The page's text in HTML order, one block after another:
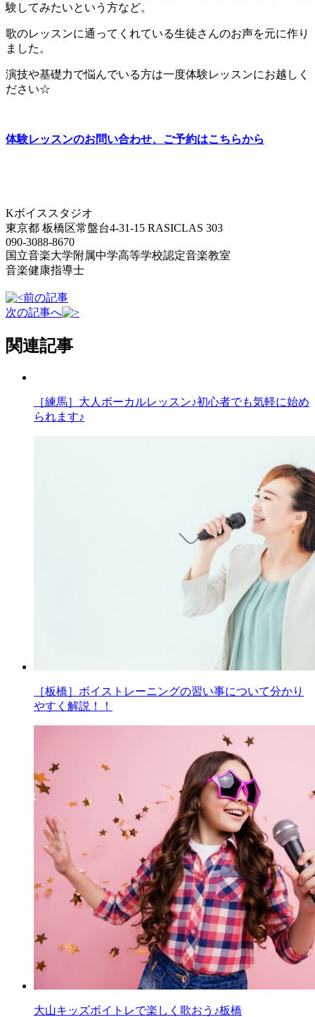
験してみたいという方など。
歌のレッスンに通ってくれている生徒さんのお声を元に作り
ました。
演技や基礎力で悩んでいる方は一度体験レッスンにお越しく
ださい☆
体験レッスンのお問い合わせ、ご予約はこちらから
Kボイススタジオ
東京都 板橋区常盤台4-31-15 RASICLAS 303
090-3088-8670
国立音楽大学附属中学高等学校認定音楽教室
音楽健康指導士
前の記事
次の記事へ
関連記事
［練馬］大人ボーカルレッスン♪初心者でも気軽に始め
られます♪
［板橋］ボイストレーニングの習い事について分かり
やすく解説！！
大山キッズボイトレで楽しく歌おう♪板橋